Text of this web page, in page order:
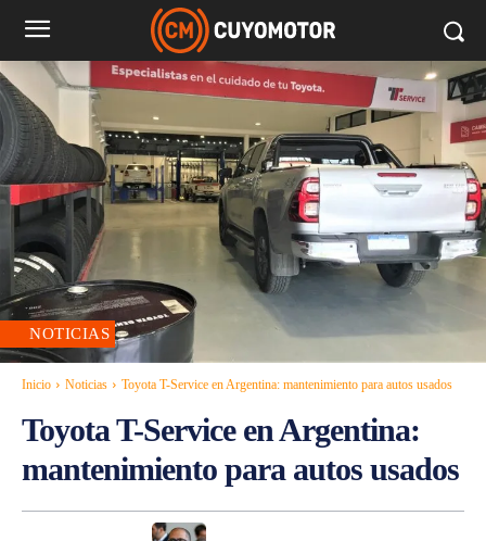
NOTICIAS
Inicio Noticias Toyota T-Service en Argentina: mantenimiento para autos usados
Toyota T-Service en Argentina:
mantenimiento para autos usados